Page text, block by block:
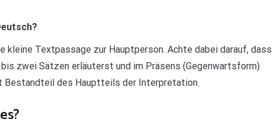
Textpassage zur Hauptperson. Achte dabei darauf, dass
zwei Sätzen erläuterst und im Präsens (Gegenwartsform)
des Hauptteils der Interpretation.